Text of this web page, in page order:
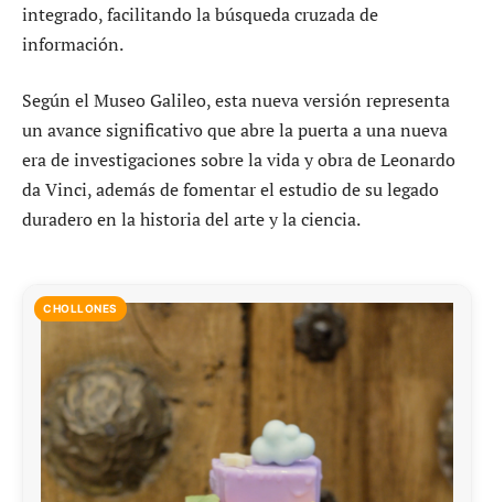
integrado, facilitando la búsqueda cruzada de
información.
Según el Museo Galileo, esta nueva versión representa
un avance significativo que abre la puerta a una nueva
era de investigaciones sobre la vida y obra de Leonardo
da Vinci, además de fomentar el estudio de su legado
duradero en la historia del arte y la ciencia.
CHOLLONES